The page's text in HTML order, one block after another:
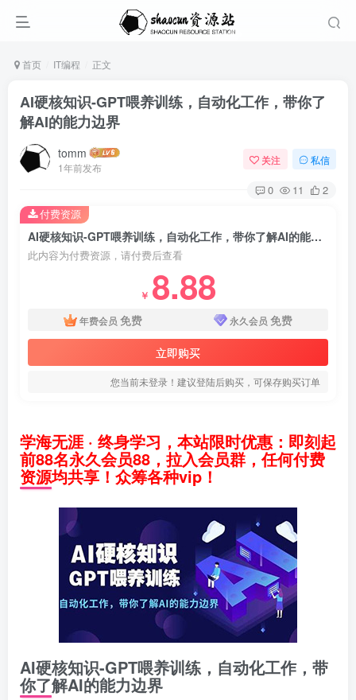
首页 IT编程 正文
AI硬核知识-GPT喂养训练，自动化工作，带你了
解AI的能力边界
tomm
1年前发布
关注 私信
0 11 2
AI硬核知识-GPT喂养训练，自动化工作，带你了解AI的能力边界
此内容为付费资源，请付费后查看
￥ 8.88
年费会员 免费 永久会员 免费
立即购买
您当前未登录！建议登陆后购买，可保存购买订单
付费资源
学海无涯 · 终身学习，本站限时优惠：即刻起
前88名永久会员88，拉入会员群，任何付费
资源均共享！众筹各种vip！
AI硬核知识-GPT喂养训练，自动化工作，带
你了解AI的能力边界